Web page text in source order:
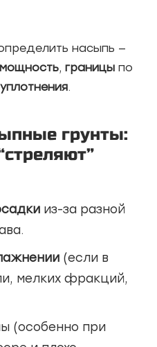
насыпь —
мощность, границы по
.
грунты:
из-за разной
(если в
мелких фракций,
(особенно при